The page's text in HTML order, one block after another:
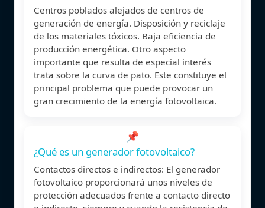
Centros poblados alejados de centros de
generación de energía. Disposición y reciclaje
de los materiales tóxicos. Baja eficiencia de
producción energética. Otro aspecto
importante que resulta de especial interés
trata sobre la curva de pato. Este constituye el
principal problema que puede provocar un
gran crecimiento de la energía fotovoltaica.
📌
¿Qué es un generador fotovoltaico?
Contactos directos e indirectos: El generador
fotovoltaico proporcionará unos niveles de
protección adecuados frente a contacto directo